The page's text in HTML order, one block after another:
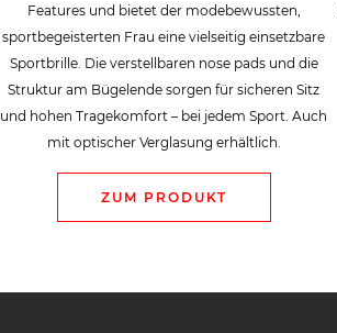
Features und bietet der modebewussten,
sportbegeisterten Frau eine vielseitig einsetzbare
Sportbrille. Die verstellbaren nose pads und die
Struktur am Bügelende sorgen für sicheren Sitz
und hohen Tragekomfort – bei jedem Sport. Auch
mit optischer Verglasung erhältlich.
ZUM PRODUKT